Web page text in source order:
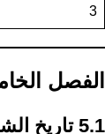
3
الفصل
5.1 تاريخ الشركة